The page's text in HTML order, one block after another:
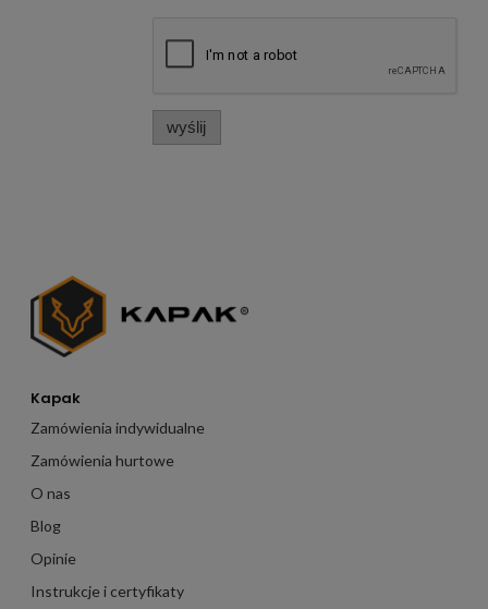
wyślij
Kapak
Zamówienia indywidualne
Zamówienia hurtowe
O nas
Blog
Opinie
Instrukcje i certyfikaty